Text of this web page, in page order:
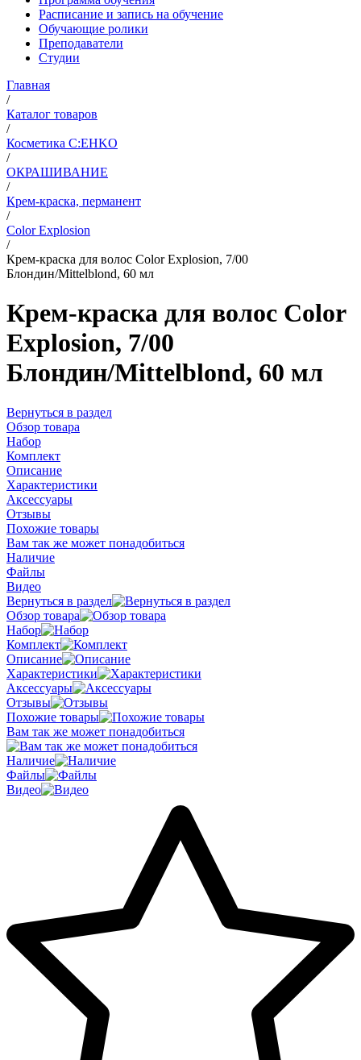
Расписание и запись на обучение
Обучающие ролики
Преподаватели
Студии
Главная
/
Каталог товаров
/
Косметика C:EHKO
/
ОКРАШИВАНИЕ
/
Крем-краска, перманент
/
Color Explosion
/
Крем-краска для волос Color Explosion, 7/00
Блондин/Mittelblond, 60 мл
Крем-краска для волос Color
Explosion, 7/00
Блондин/Mittelblond, 60 мл
Вернуться в раздел
Обзор товара
Набор
Комплект
Описание
Характеристики
Аксессуары
Отзывы
Похожие товары
Вам так же может понадобиться
Наличие
Файлы
Видео
Вернуться в раздел
Обзор товара
Набор
Комплект
Описание
Характеристики
Аксессуары
Отзывы
Похожие товары
Вам так же может понадобиться
Наличие
Файлы
Видео